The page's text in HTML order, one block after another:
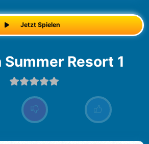
Jetzt Spielen
Summer Resort 1